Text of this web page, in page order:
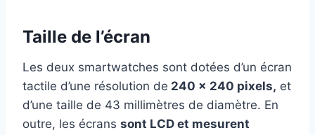
Taille de l’écran
Les deux smartwatches sont dotées d’un écran
tactile d’une résolution de 240 x 240 pixels, et
d’une taille de 43 millimètres de diamètre. En
outre, les écrans sont LCD et mesurent